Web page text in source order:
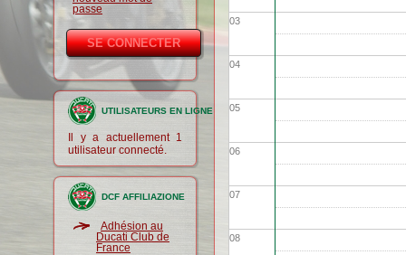
passe
UTILISATEURS EN LIGNE
Il y a actuellement 1
utilisateur connecté.
DCF AFFILIAZIONE
Adhésion au
Ducati Club de
France
03
04
05
06
07
08